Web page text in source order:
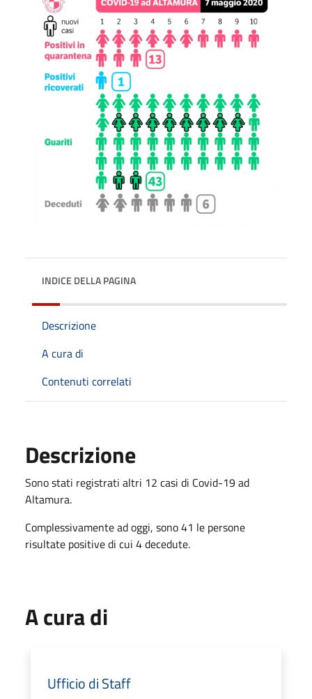
INDICE DELLA PAGINA
Descrizione
A cura di
Contenuti correlati
Descrizione
Sono stati registrati altri 12 casi di Covid-19 ad
Altamura.
Complessivamente ad oggi, sono 41 le persone
risultate positive di cui 4 decedute.
A cura di
Ufficio di Staff